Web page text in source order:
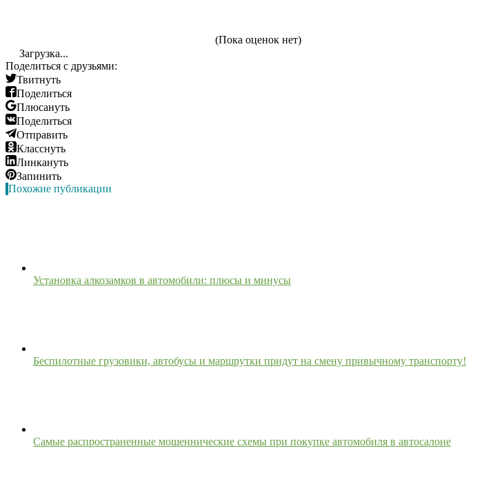
(Пока оценок нет)
Загрузка...
Поделиться с друзьями:
Твитнуть
Поделиться
Плюсануть
Поделиться
Отправить
Класснуть
Линкануть
Запинить
Похожие публикации
Установка алкозамков в автомобили: плюсы и минусы
Беспилотные грузовики, автобусы и маршрутки придут на смену привычному транспорту!
Самые распространенные мошеннические схемы при покупке автомобиля в автосалоне